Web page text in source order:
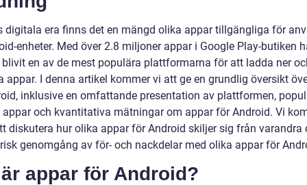
digitala era finns det en mängd olika appar tillgängliga för
enheter. Med över 2.8 miljoner appar i Google Play-butiken
en av de mest populära plattformarna för att ladda ner
appar. I denna artikel kommer vi att ge en grundlig översikt
inklusive en omfattande presentation av plattformen,
appar och kvantitativa mätningar om appar för Android. Vi
diskutera hur olika appar för Android skiljer sig från varandra
genomgång av för- och nackdelar med olika appar för
appar för Android?